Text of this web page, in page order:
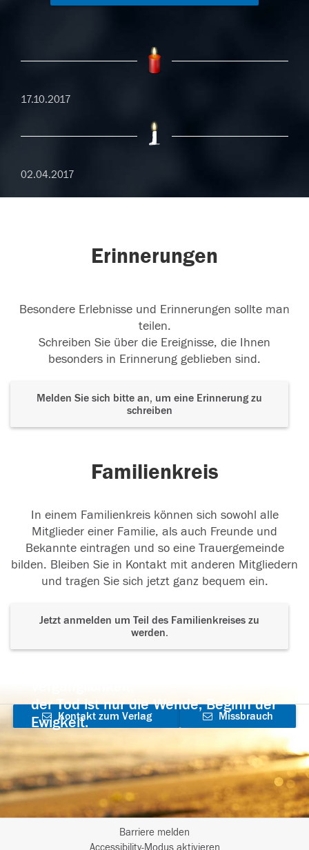
17.10.2017
02.04.2017
Erinnerungen
Besondere Erlebnisse und Erinnerungen sollte man
teilen.
Schreiben Sie über die Ereignisse, die Ihnen
besonders in Erinnerung geblieben sind.
Melden Sie sich bitte an, um eine Erinnerung zu
schreiben
Familienkreis
In einem Familienkreis können sich sowohl alle
Mitglieder einer Familie, als auch Freunde und
Bekannte eintragen und so eine Trauergemeinde
bilden. Bleiben Sie in Kontakt mit anderen Mitgliedern
und tragen Sie sich jetzt ganz bequem ein.
Jetzt anmelden um Teil des Familienkreises zu
werden.
der Tod ist nur die Wende, Beginn der
Ewigkeit.
Kontakt zum Verlag
aufnehmen
Missbrauch
Barriere melden
Accessibility-Modus aktivieren